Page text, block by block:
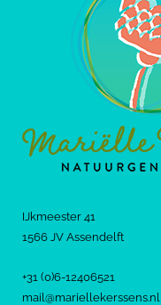
IJkmeester 41
1566 JV Assendelft
+31 (0)6-12406521
mail@mariellekerssens.nl